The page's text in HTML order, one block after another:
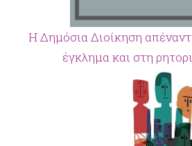
Η Δημόσια Διοίκηση
έγκλημα και στη